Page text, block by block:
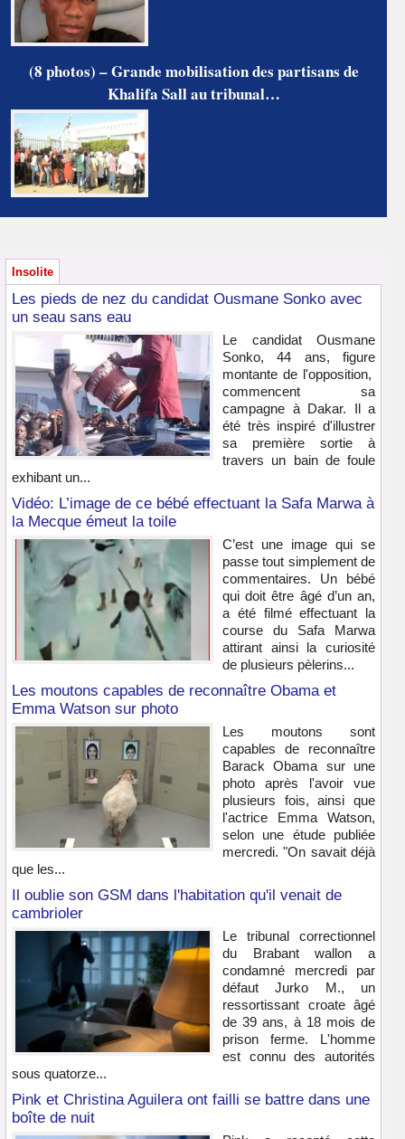
(8 photos) – Grande mobilisation des partisans de
Khalifa Sall au tribunal…
Insolite
Les pieds de nez du candidat Ousmane Sonko avec
un seau sans eau
Le candidat Ousmane
Sonko, 44 ans, figure
montante de l'opposition,
commencent sa
campagne à Dakar. Il a
été très inspiré d'illustrer
sa première sortie à
travers un bain de foule
exhibant un...
Vidéo: L’image de ce bébé effectuant la Safa Marwa à
la Mecque émeut la toile
C’est une image qui se
passe tout simplement de
commentaires. Un bébé
qui doit être âgé d’un an,
a été filmé effectuant la
course du Safa Marwa
attirant ainsi la curiosité
de plusieurs pèlerins...
Les moutons capables de reconnaître Obama et
Emma Watson sur photo
Les moutons sont
capables de reconnaître
Barack Obama sur une
photo après l'avoir vue
plusieurs fois, ainsi que
l'actrice Emma Watson,
selon une étude publiée
mercredi. "On savait déjà
que les...
Il oublie son GSM dans l'habitation qu'il venait de
cambrioler
Le tribunal correctionnel
du Brabant wallon a
condamné mercredi par
défaut Jurko M., un
ressortissant croate âgé
de 39 ans, à 18 mois de
prison ferme. L'homme
est connu des autorités
sous quatorze...
Pink et Christina Aguilera ont failli se battre dans une
boîte de nuit